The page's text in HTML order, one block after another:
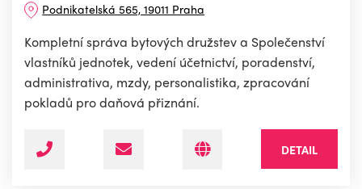
Podnikatelská 565, 19011 Praha
Kompletní správa bytových družstev a Společenství
vlastníků jednotek, vedení účetnictví, poradenství,
administrativa, mzdy, personalistika, zpracování
pokladů pro daňová přiznání.
DETAIL